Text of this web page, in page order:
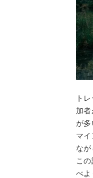
ト
加
が多
マ
な
こ
べよ